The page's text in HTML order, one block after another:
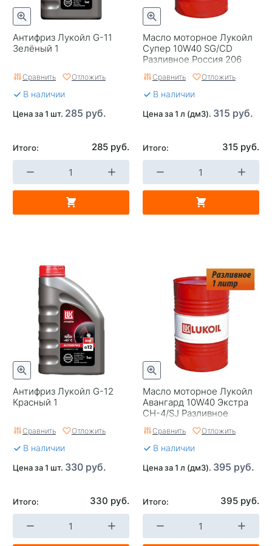
Антифриз Лукойл G-11
Зелёный 1
Сравнить Отложить
В наличии
Цена за 1 шт. 285 руб.
Итого: 285 руб.
Масло моторное Лукойл
Супер 10W40 SG/CD
Разливное Россия 206
Сравнить Отложить
В наличии
Цена за 1 л (дм3). 315 руб.
Итого: 315 руб.
Антифриз Лукойл G-12
Красный 1
Сравнить Отложить
В наличии
Цена за 1 шт. 330 руб.
Итого: 330 руб.
Масло моторное Лукойл
Авангард 10W40 Экстра
CH-4/SJ Разливное
Россия 200
Сравнить Отложить
В наличии
Цена за 1 л (дм3). 395 руб.
Итого: 395 руб.